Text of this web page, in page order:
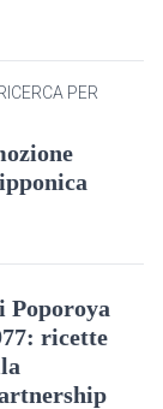
PER
Poporoya
ricette